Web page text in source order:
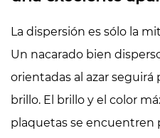
La dispersión es sólo la
Un nacarado bien
orientadas al azar
brillo. El brillo y el color
plaquetas se encuentren